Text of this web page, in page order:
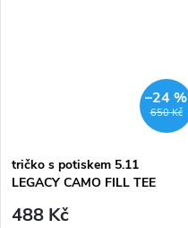
650 Kč
–24 %
tričko s potiskem 5.11
LEGACY CAMO FILL TEE
488 Kč